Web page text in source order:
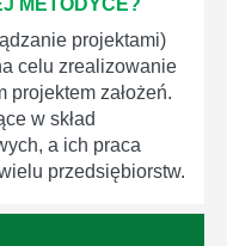
METODYCE?
projektami)
celu zrealizowanie
projektem założeń.
w skład
a ich praca
przedsiębiorstw.